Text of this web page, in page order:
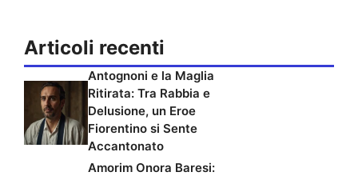
Articoli recenti
Antognoni e la Maglia
Ritirata: Tra Rabbia e
Delusione, un Eroe
Fiorentino si Sente
Accantonato
Amorim Onora Baresi: